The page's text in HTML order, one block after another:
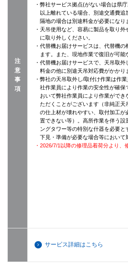
注
意
事
項
・弊社サービス拠点(がない場合は県
以上離れている場合、別途交通費
隔地の場合は別途料金が必要になり
・天吊使用など、容易に製品を取り
に取り外しください。
・代替機お届けサービスは、代替機
ます。また、現地作業で復旧が可能
・代替機お届けサービスで、天吊取
料金の他に別途天吊対応費がかかり
・弊社の天吊取外し/取付け作業は作
社作業員により作業の安全性が確
おいて弊社作業員により作業がで
ただくことがございます（非純正
の仕上材が壊れやすい、取付加工
置できない等）。高所作業を伴う
ングタワー等の特別な什器を必要
下見・準備が必要な場合等におい
・2026/7/1以降の修理品着荷分より、
サービス詳細はこちら